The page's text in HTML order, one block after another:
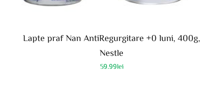
Lapte praf Nan AntiRegurgitare +0 luni, 400g,
Nestle
59.99lei